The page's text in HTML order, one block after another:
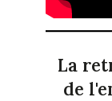
La
de